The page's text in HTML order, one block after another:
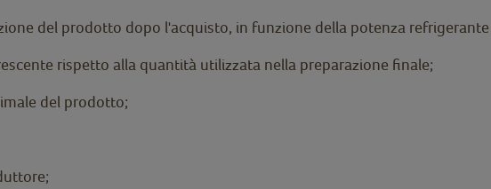
del prodotto dopo l'acquisto, in funzione della potenza
rispetto alla quantità utilizzata nella preparazione finale;
del prodotto;